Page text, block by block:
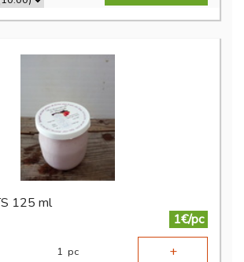
125 ml
1€/pc
1 pc +